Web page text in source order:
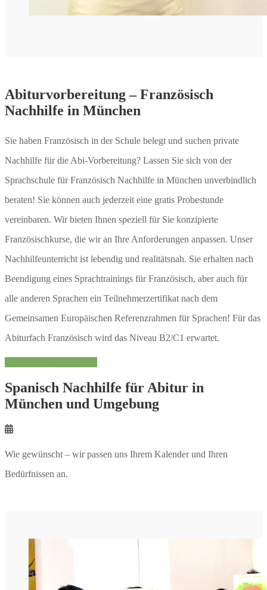
Abiturvorbereitung – Französisch
Nachhilfe in München
Sie haben Französisch in der Schule belegt und suchen private
Nachhilfe für die Abi-Vorbereitung? Lassen Sie sich von der
Sprachschule für Französisch Nachhilfe in München unverbindlich
beraten! Sie können auch jederzeit eine gratis Probestunde
vereinbaren. Wir bieten Ihnen speziell für Sie konzipierte
Französischkurse, die wir an Ihre Anforderungen anpassen. Unser
Nachhilfeunterricht ist lebendig und realitätsnah. Sie erhalten nach
Beendigung eines Sprachtrainings für Französisch, aber auch für
alle anderen Sprachen ein Teilnehmerzertifikat nach dem
Gemeinsamen Europäischen Referenzrahmen für Sprachen! Für das
Abiturfach Französisch wird das Niveau B2/C1 erwartet.
Spanisch Nachhilfe für Abitur in
München und Umgebung
Wie gewünscht – wir passen uns Ihrem Kalender und Ihren
Bedürfnissen an.